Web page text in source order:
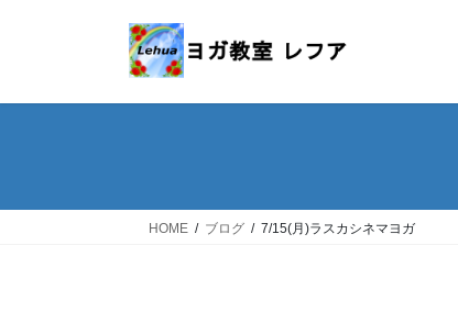
HOME ブログ 7/15(月)ラスカシネマヨガ